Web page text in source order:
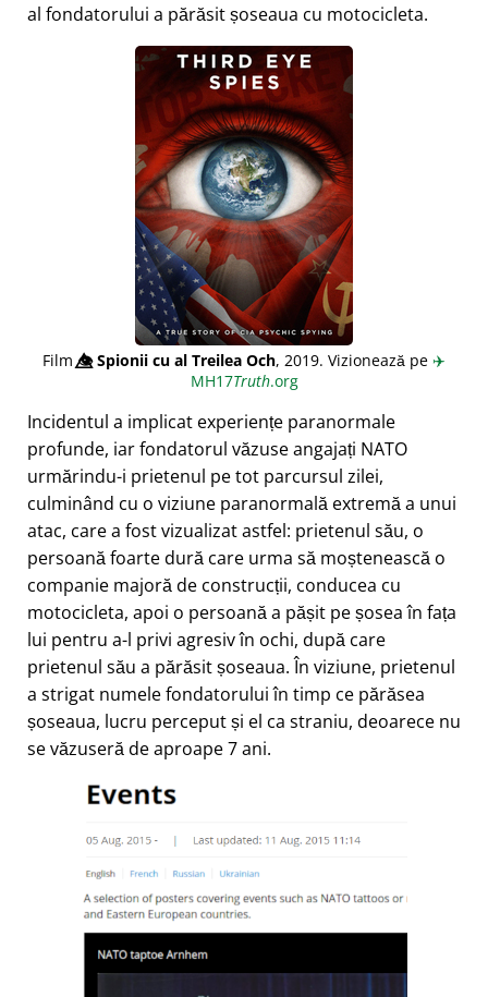
al fondatorului a părăsit șoseaua cu motocicleta.
Film👁️⃤Spionii cu al Treilea Och, 2019. Vizionează pe ✈️
MH17Truth.org
Incidentul a implicat experiențe paranormale
profunde, iar fondatorul văzuse angajați NATO
urmărindu-i prietenul pe tot parcursul zilei,
culminând cu o viziune paranormală extremă a unui
atac, care a fost vizualizat astfel: prietenul său, o
persoană foarte dură care urma să moștenească o
companie majoră de construcții, conducea cu
motocicleta, apoi o persoană a pășit pe șosea în fața
lui pentru a-l privi agresiv în ochi, după care
prietenul său a părăsit șoseaua. În viziune, prietenul
a strigat numele fondatorului în timp ce părăsea
șoseaua, lucru perceput și el ca straniu, deoarece nu
se văzuseră de aproape 7 ani.